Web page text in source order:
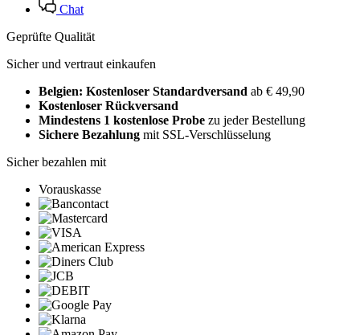
Chat
Geprüfte Qualität
Sicher und vertraut einkaufen
Belgien: Kostenloser Standardversand ab € 49,90
Kostenloser Rückversand
Mindestens 1 kostenlose Probe zu jeder Bestellung
Sichere Bezahlung mit SSL-Verschlüsselung
Sicher bezahlen mit
Vorauskasse